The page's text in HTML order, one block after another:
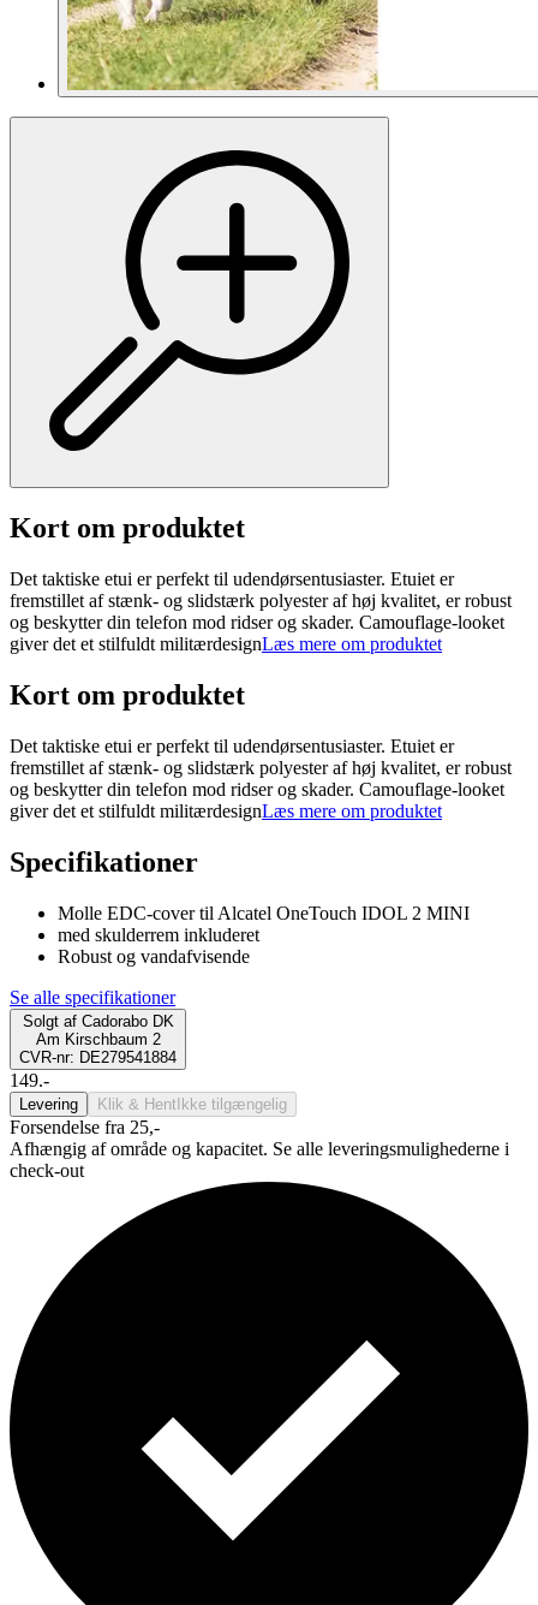
Kort om produktet
Det taktiske etui er perfekt til udendørsentusiaster. Etuiet er
fremstillet af stænk- og slidstærk polyester af høj kvalitet, er robust
og beskytter din telefon mod ridser og skader. Camouflage-looket
giver det et stilfuldt militærdesignLæs mere om produktet
Kort om produktet
Det taktiske etui er perfekt til udendørsentusiaster. Etuiet er
fremstillet af stænk- og slidstærk polyester af høj kvalitet, er robust
og beskytter din telefon mod ridser og skader. Camouflage-looket
giver det et stilfuldt militærdesignLæs mere om produktet
Specifikationer
Molle EDC-cover til Alcatel OneTouch IDOL 2 MINI
med skulderrem inkluderet
Robust og vandafvisende
Se alle specifikationer
Solgt af Cadorabo DK
Am Kirschbaum 2
CVR-nr: DE279541884
149.-
Levering Klik & Hent Ikke tilgængelig
Forsendelse fra 25,-
Afhængig af område og kapacitet. Se alle leveringsmulighederne i
check-out